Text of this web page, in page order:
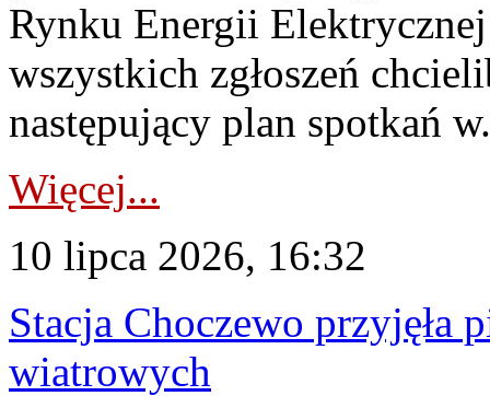
Rynku Energii
wszystkich zgłoszeń
następujący plan spotkań
Więcej...
10 lipca 2026, 16:32
Stacja Choczewo przyjęła
wiatrowych